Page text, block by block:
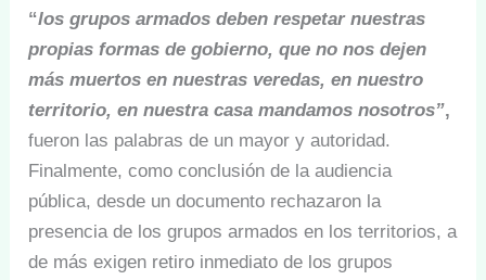
“los grupos armados deben respetar nuestras
propias formas de gobierno, que no nos dejen
más muertos en nuestras veredas, en nuestro
territorio, en nuestra casa mandamos nosotros”,
fueron las palabras de un mayor y autoridad.
Finalmente, como conclusión de la audiencia
pública, desde un documento rechazaron la
presencia de los grupos armados en los territorios, a
de más exigen retiro inmediato de los grupos